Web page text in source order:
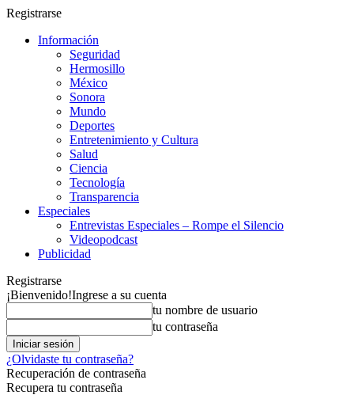
Registrarse
Información
Seguridad
Hermosillo
México
Sonora
Mundo
Deportes
Entretenimiento y Cultura
Salud
Ciencia
Tecnología
Transparencia
Especiales
Entrevistas Especiales – Rompe el Silencio
Videopodcast
Publicidad
Registrarse
¡Bienvenido!Ingrese a su cuenta
tu nombre de usuario
tu contraseña
¿Olvidaste tu contraseña?
Recuperación de contraseña
Recupera tu contraseña